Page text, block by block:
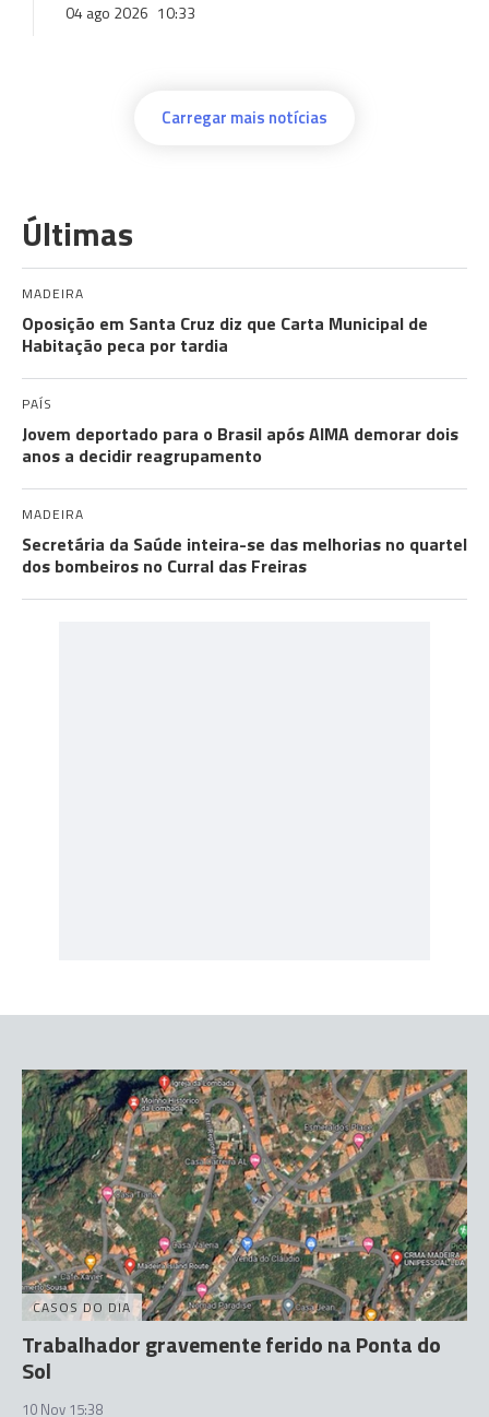
04 ago 2026 10:33
Carregar mais notícias
Últimas
MADEIRA
Oposição em Santa Cruz diz que Carta Municipal de
Habitação peca por tardia
PAÍS
Jovem deportado para o Brasil após AIMA demorar dois
anos a decidir reagrupamento
MADEIRA
Secretária da Saúde inteira-se das melhorias no quartel
dos bombeiros no Curral das Freiras
CASOS DO DIA
Trabalhador gravemente ferido na Ponta do
Sol
10 Nov 15:38